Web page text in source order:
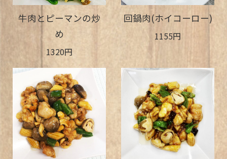
牛肉とピーマンの炒
め
1320円
回鍋肉(ホイコーロー)
1155円